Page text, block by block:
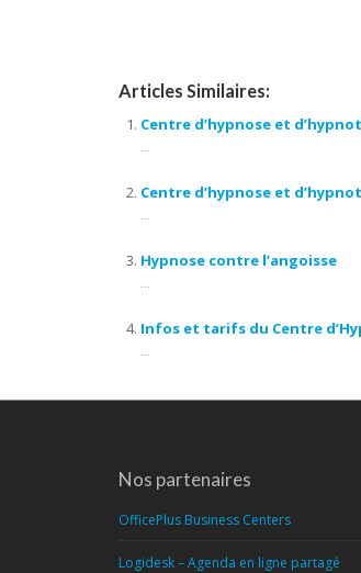
Articles Similaires:
Centre d’hypnose et
...
Centre d’hypnose et
...
Hypnose contre l’angoisse
...
Infos et tarifs du Centre
...
Nos partenaires
OfficePlus Business Centers
Logidesk – Agenda en ligne partagé